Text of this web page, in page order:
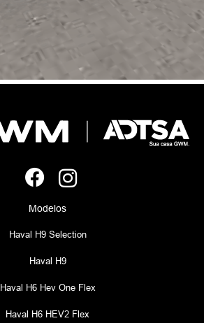
Modelos
Haval H9 Selection
Haval H9
Haval H6 Hev One Flex
Haval H6 HEV2 Flex